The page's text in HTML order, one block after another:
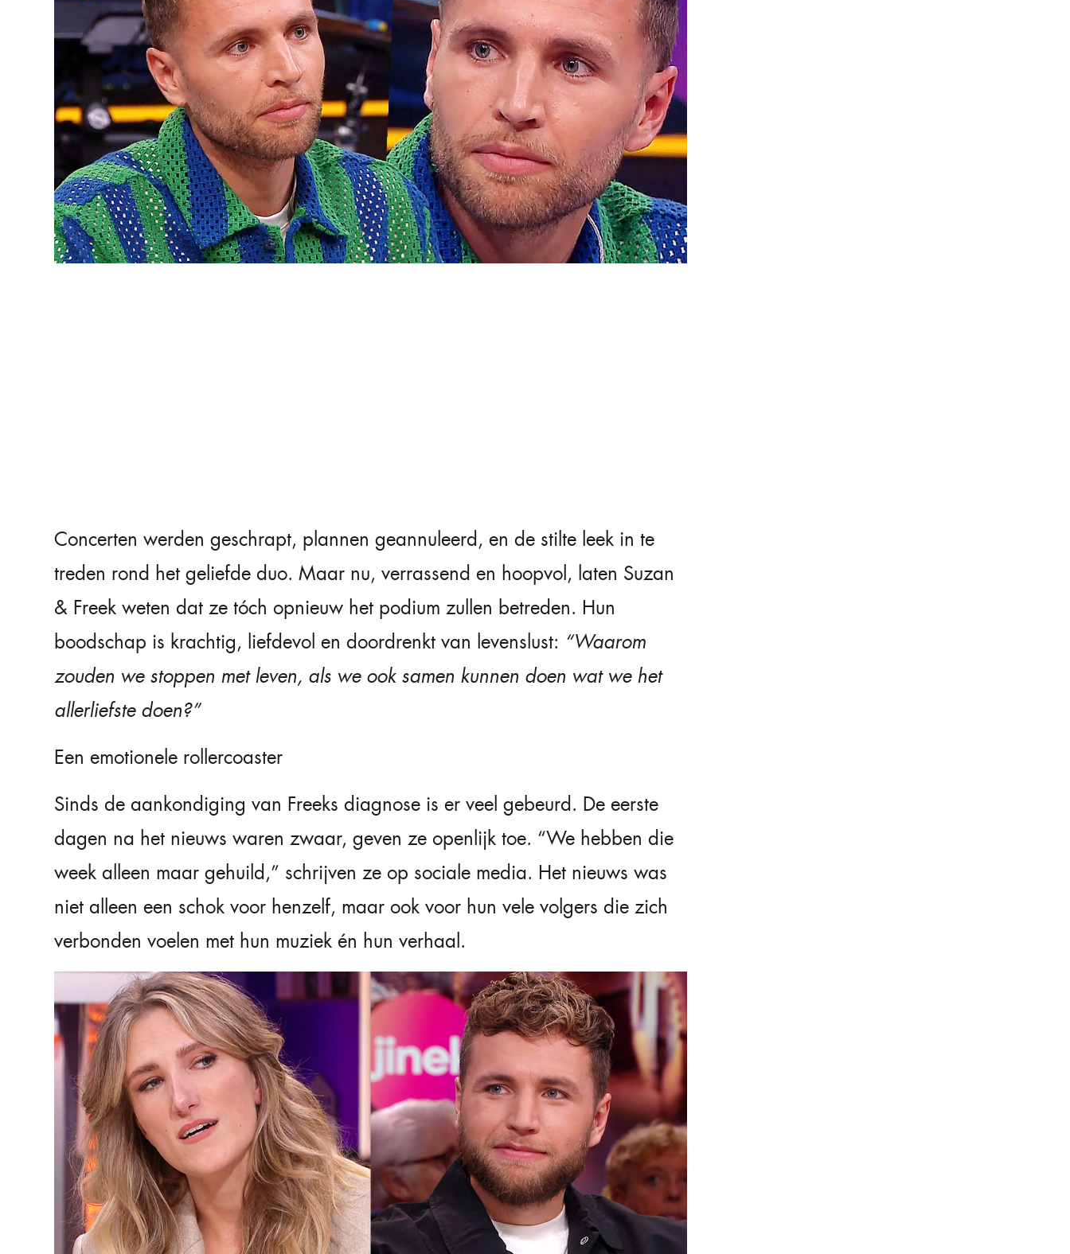
Concerten werden geschrapt, plannen geannuleerd, en de stilte leek in te
treden rond het geliefde duo. Maar nu, verrassend en hoopvol, laten Suzan
& Freek weten dat ze tóch opnieuw het podium zullen betreden. Hun
boodschap is krachtig, liefdevol en doordrenkt van levenslust: “Waarom
zouden we stoppen met leven, als we ook samen kunnen doen wat we het
allerliefste doen?”
Een emotionele rollercoaster
Sinds de aankondiging van Freeks diagnose is er veel gebeurd. De eerste
dagen na het nieuws waren zwaar, geven ze openlijk toe. “We hebben die
week alleen maar gehuild,” schrijven ze op sociale media. Het nieuws was
niet alleen een schok voor henzelf, maar ook voor hun vele volgers die zich
verbonden voelen met hun muziek én hun verhaal.